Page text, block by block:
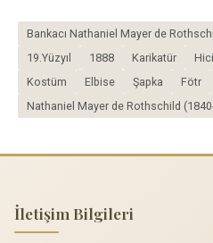
Bankacı Nathaniel Mayer de
19.Yüzyıl
1888 Karikatür
Kostüm
Elbise Şapka Fötr
Nathaniel Mayer de Rothschild
İletişim Bilgileri